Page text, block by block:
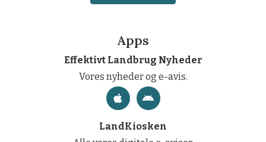
Apps
Effektivt Landbrug Nyheder
Vores nyheder og e-avis.
LandKiosken